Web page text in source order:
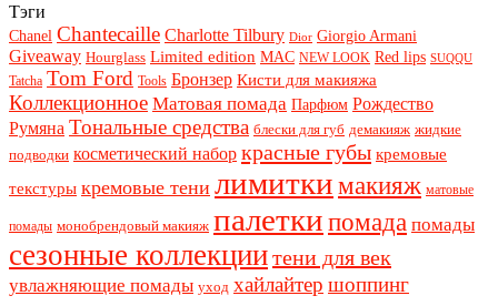
Тэги
Chanel Chantecaille Charlotte Tilbury Dior Giorgio Armani
Giveaway Hourglass Limited edition MAC NEW LOOK Red lips SUQQU
Tatcha Tom Ford Tools Бронзер Кисти для макияжа
Коллекционное Матовая помада Парфюм Рождество
Румяна Тональные средства блески для губ демакияж жидкие
подводки косметический набор красные губы кремовые
текстуры кремовые тени лимиткимакияж матовые
помады монобрендовый макияж палеткипомада помады
сезонные коллекциитени для век
увлажняющие помады уход хайлайтер шоппинг